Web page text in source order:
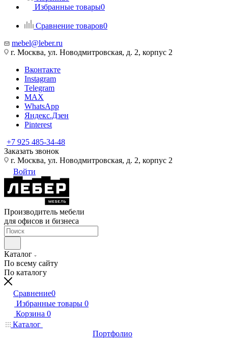
Избранные товары0
Сравнение товаров0
mebel@leber.ru
г. Москва, ул. Новодмитровская, д. 2, корпус 2
Вконтакте
Instagram
Telegram
MAX
WhatsApp
Яндекс.Дзен
Pinterest
+7 925 485-34-48
Заказать звонок
г. Москва, ул. Новодмитровская, д. 2, корпус 2
Войти
Производитель мебели
для офисов и бизнеса
Каталог
По всему сайту
По каталогу
Сравнение0
Избранные товары 0
Корзина 0
Каталог
Портфолио